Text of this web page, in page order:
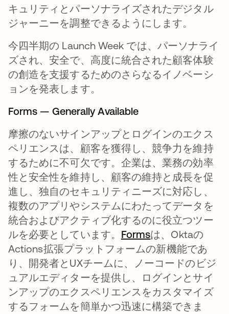
キュリティとパーソナライズされたデジタル
ジャーニーを調整できるようにします。
今四半期の Launch Week では、パーソナライ
ズされ、安全で、高度に統合された顧客体験
の創造を支援するためのさらなるイノベーシ
ョンを発表します。
Forms — Generally Available
摩擦のないサインアップとログインのエクス
ペリエンスは、顧客を獲得し、競争力を維持
するために不可欠です。企業は、業務の効率
性と安全性を維持し、顧客の維持と成長を促
進し、独自のセキュリティニーズに対応し、
複数のアプリやシステムにわたってデータを
統合およびアクティブ化するのに役立つツー
ルを必要としています。 Forms新しいタブで開
は、Oktaの
Actions拡張プラットフォームの新機能であ
り、開発者とUXチームに、ノーコードのビジ
ュアルエディターを提供し、ログインとサイ
ンアップのエクスペリエンスをカスタマイズ
するフォームを簡単かつ迅速に構築できま